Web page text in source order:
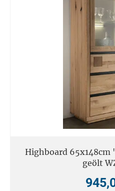
Highboard 65x148cm
geölt